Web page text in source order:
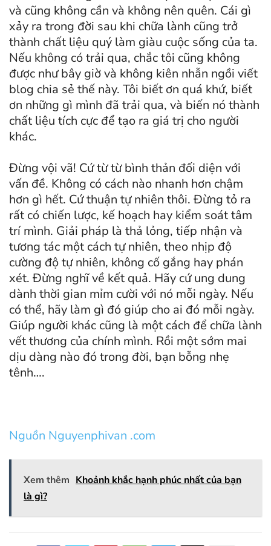
và cũng không cần và không nên quên. Cái gì
xảy ra trong đời sau khi chữa lành cũng trở
thành chất liệu quý làm giàu cuộc sống của ta.
Nếu không có trải qua, chắc tôi cũng không
được như bây giờ và không kiên nhẫn ngồi viết
blog chia sẻ thế này. Tôi biết ơn quá khứ, biết
ơn những gì mình đã trải qua, và biến nó thành
chất liệu tích cực để tạo ra giá trị cho người
khác.
Đừng vội vã! Cứ từ từ bình thản đối diện với
vấn đề. Không có cách nào nhanh hơn chậm
hơn gì hết. Cứ thuận tự nhiên thôi. Đừng tỏ ra
rất có chiến lược, kế hoạch hay kiểm soát tâm
trí mình. Giải pháp là thả lỏng, tiếp nhận và
tương tác một cách tự nhiên, theo nhịp độ
cường độ tự nhiên, không cố gắng hay phán
xét. Đừng nghĩ về kết quả. Hãy cứ ung dung
dành thời gian mỉm cười với nó mỗi ngày. Nếu
có thể, hãy làm gì đó giúp cho ai đó mỗi ngày.
Giúp người khác cũng là một cách để chữa lành
vết thương của chính mình. Rồi một sớm mai
dịu dàng nào đó trong đời, bạn bỗng nhẹ
tênh….
Nguồn Nguyenphivan .com
Xem thêm Khoảnh khắc hạnh phúc nhất của bạn
là gì?